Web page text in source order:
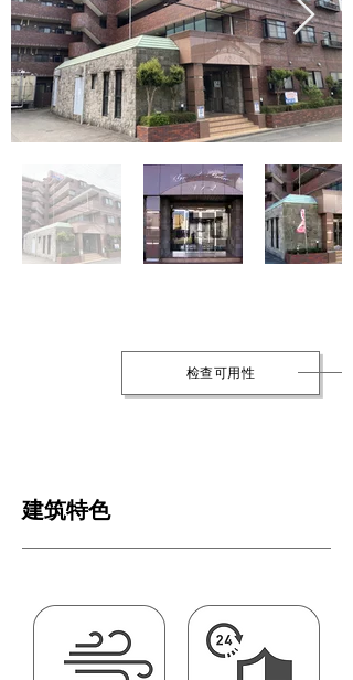
检查可用性
建筑特色